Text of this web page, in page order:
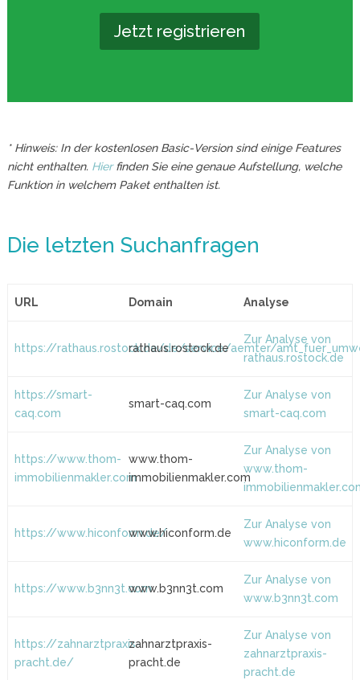
Jetzt registrieren
* Hinweis: In der kostenlosen Basic-Version sind einige Features
nicht enthalten. Hierfinden Sie eine genaue Aufstellung, welche
Funktion in welchem Paket enthalten ist.
Die letzten Suchanfragen
URL Domain Analyse
https://rathaus.rostock.de/de/service/aemter/
rathaus.rostock.de
Zur Analyse von
rathaus.rostock.de
https://smart-
caq.com
smart-caq.com
Zur Analyse von
smart-caq.com
https://www.thom-
immobilienmakler.com
www.thom-
immobilienmakler.com
Zur Analyse von
www.thom-
https://www.hiconform.de/www.hiconform.de
Zur Analyse von
www.hiconform.de
https://www.b3nn3t.comwww.b3nn3t.com
Zur Analyse von
www.b3nn3t.com
https://zahnarztpraxis-
pracht.de/
zahnarztpraxis-
pracht.de
Zur Analyse von
zahnarztpraxis-
pracht.de